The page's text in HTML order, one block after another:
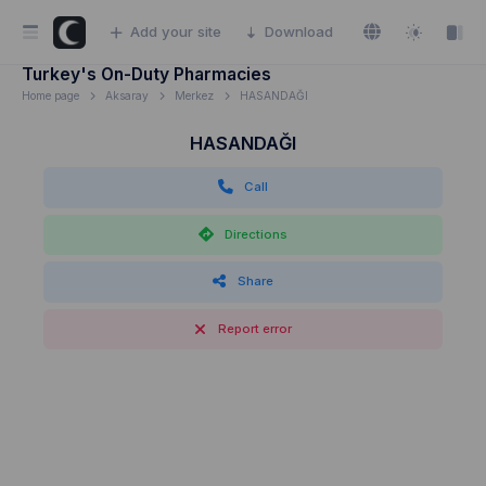
Add your site Download
Turkey's On-Duty Pharmacies
Home page Aksaray Merkez HASANDAĞI
HASANDAĞI
Call
Directions
Share
Report error